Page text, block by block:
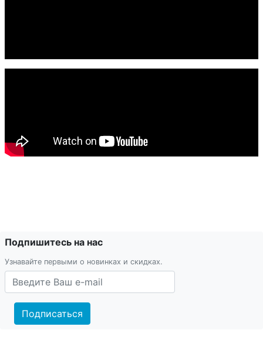
Подпишитесь на нас
Узнавайте первыми о новинках и скидках.
Подписаться